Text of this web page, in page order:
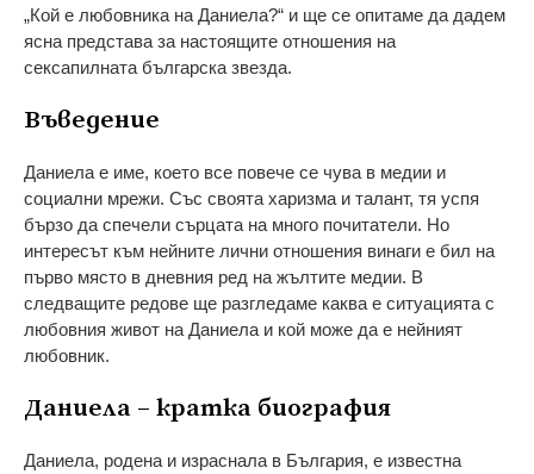
„Кой е любовника на Даниела?“ и ще се опитаме да дадем
ясна представа за настоящите отношения на
сексапилната българска звезда.
Въведение
Даниела е име, което все повече се чува в медии и
социални мрежи. Със своята харизма и талант, тя успя
бързо да спечели сърцата на много почитатели. Но
интересът към нейните лични отношения винаги е бил на
първо място в дневния ред на жълтите медии. В
следващите редове ще разгледаме каква е ситуацията с
любовния живот на Даниела и кой може да е нейният
любовник.
Даниела – кратка биография
Даниела, родена и израснала в България, е известна